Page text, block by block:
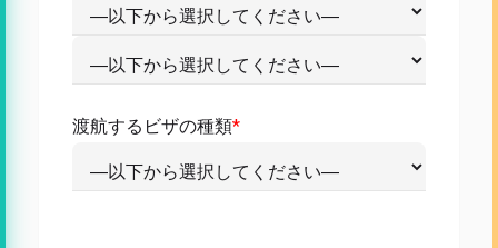
渡航するビザの種類*